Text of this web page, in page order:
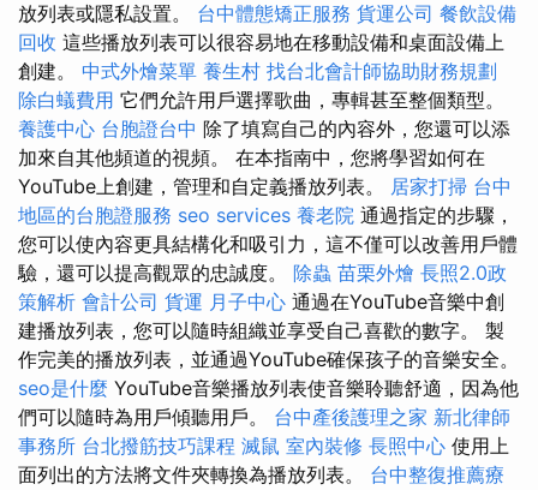
放列表或隱私設置。 台中體態矯正服務 貨運公司 餐飲設備
回收 這些播放列表可以很容易地在移動設備和桌面設備上
創建。 中式外燴菜單 養生村 找台北會計師協助財務規劃
除白蟻費用 它們允許用戶選擇歌曲，專輯甚至整個類型。
養護中心 台胞證台中 除了填寫自己的內容外，您還可以添
加來自其他頻道的視頻。 在本指南中，您將學習如何在
YouTube上創建，管理和自定義播放列表。 居家打掃 台中
地區的台胞證服務 seo services 養老院 通過指定的步驟，
您可以使內容更具結構化和吸引力，這不僅可以改善用戶體
驗，還可以提高觀眾的忠誠度。 除蟲 苗栗外燴 長照2.0政
策解析 會計公司 貨運 月子中心 通過在YouTube音樂中創
建播放列表，您可以隨時組織並享受自己喜歡的數字。 製
作完美的播放列表，並通過YouTube確保孩子的音樂安全。
seo是什麼 YouTube音樂播放列表使音樂聆聽舒適，因為他
們可以隨時為用戶傾聽用戶。 台中產後護理之家 新北律師
事務所 台北撥筋技巧課程 滅鼠 室內裝修 長照中心 使用上
面列出的方法將文件夾轉換為播放列表。 台中整復推薦療